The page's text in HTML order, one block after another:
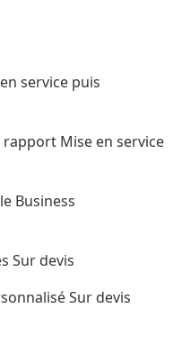
service puis
Mise en service
Business
Sur devis
Sur devis